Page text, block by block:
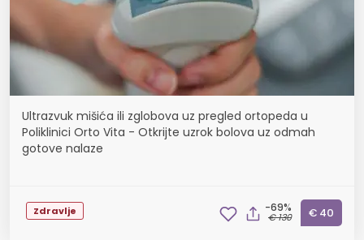
Ultrazvuk mišića ili zglobova uz pregled ortopeda u
Poliklinici Orto Vita - Otkrijte uzrok bolova uz odmah
gotove nalaze
Zdravlje -69%
€ 130 € 40